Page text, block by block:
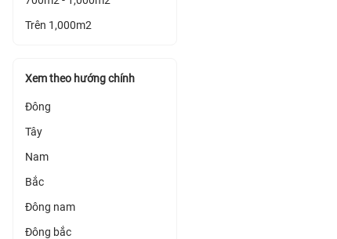
Trên 1,000m2
Xem theo hướng chính
Đông
Tây
Nam
Bắc
Đông nam
Đông bắc